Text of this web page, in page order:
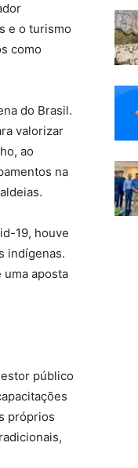
e o turismo
como
do Brasil.
valorizar
ao
na
19, houve
indígenas.
aposta
público
próprios